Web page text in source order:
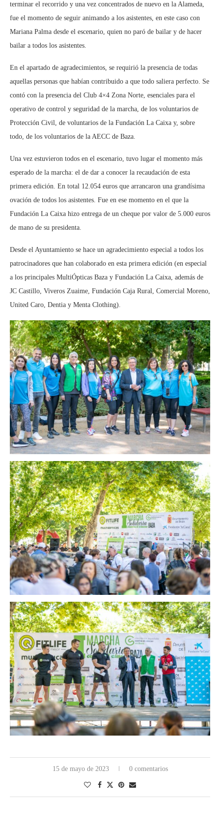
terminar el recorrido y una vez concentrados de nuevo en la Alameda,
fue el momento de seguir animando a los asistentes, en este caso con
Mariana Palma desde el escenario, quien no paró de bailar y de hacer
bailar a todos los asistentes.
En el apartado de agradecimientos, se requirió la presencia de todas
aquellas personas que habían contribuido a que todo saliera perfecto. Se
contó con la presencia del Club 4×4 Zona Norte, esenciales para el
operativo de control y seguridad de la marcha, de los voluntarios de
Protección Civil, de voluntarios de la Fundación La Caixa y, sobre
todo, de los voluntarios de la AECC de Baza.
Una vez estuvieron todos en el escenario, tuvo lugar el momento más
esperado de la marcha: el de dar a conocer la recaudación de esta
primera edición. En total 12.054 euros que arrancaron una grandísima
ovación de todos los asistentes. Fue en ese momento en el que la
Fundación La Caixa hizo entrega de un cheque por valor de 5.000 euros
de mano de su presidenta.
Desde el Ayuntamiento se hace un agradecimiento especial a todos los
patrocinadores que han colaborado en esta primera edición (en especial
a los principales MultiÓpticas Baza y Fundación La Caixa, además de
JC Castillo, Viveros Zuaime, Fundación Caja Rural, Comercial Moreno,
United Caro, Dentia y Menta Clothing).
15 de mayo de 2023 0 comentarios